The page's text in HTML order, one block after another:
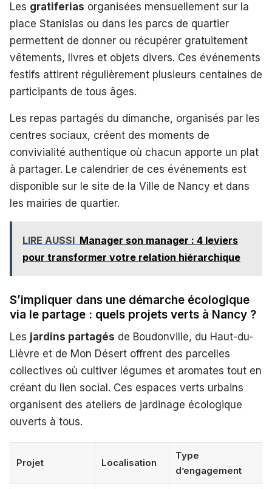
Les gratiferias organisées mensuellement sur la
place Stanislas ou dans les parcs de quartier
permettent de donner ou récupérer gratuitement
vêtements, livres et objets divers. Ces événements
festifs attirent régulièrement plusieurs centaines de
participants de tous âges.
Les repas partagés du dimanche, organisés par les
centres sociaux, créent des moments de
convivialité authentique où chacun apporte un plat
à partager. Le calendrier de ces événements est
disponible sur le site de la Ville de Nancy et dans
les mairies de quartier.
LIRE AUSSI Manager son manager : 4 leviers
pour transformer votre relation hiérarchique
S’impliquer dans une démarche écologique
via le partage : quels projets verts à Nancy ?
Les jardins partagés de Boudonville, du Haut-du-
Lièvre et de Mon Désert offrent des parcelles
collectives où cultiver légumes et aromates tout en
créant du lien social. Ces espaces verts urbains
organisent des ateliers de jardinage écologique
ouverts à tous.
Projet Localisation
Type
d’engagement